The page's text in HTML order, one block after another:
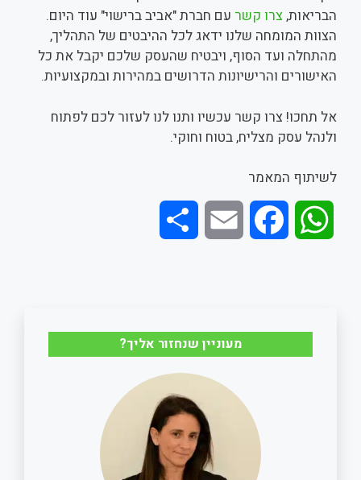
הבריאות,צרו קשר עם חברת "אביב ברישוי" עוד היום.
הצוות המומחה שלנו ידאג לכל ההיבטים של התהליך,
מהתחלה ועד הסוף, ויבטיח שהעסק שלכם יקבל את כל
האישורים והרישיונות הדרושים במהירות ובמקצועיות.
אל תחכו! צרו קשר עכשיו ותנו לנו לעזור לכם לפתוח
ולנהל עסק מצליח, בטוח וחוקי.
לשיתוף המאמר
t
e
o
i
l
r
e
מעוניין שנחזור אליך?